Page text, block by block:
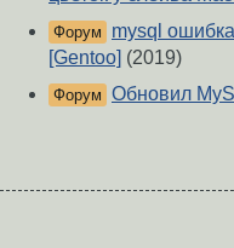
Форум
mysql
[Gentoo] (2019)
Форум Обновил